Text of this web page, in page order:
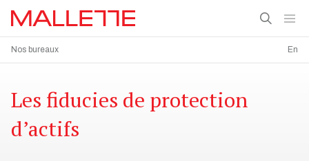
Nos bureaux En
Les fiducies de protection
d’actifs